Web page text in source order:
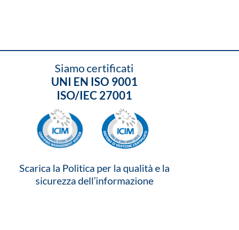
Siamo certificati
UNI EN ISO 9001
ISO/IEC 27001
Scarica la Politica per la qualità e la
sicurezza dell’informazione